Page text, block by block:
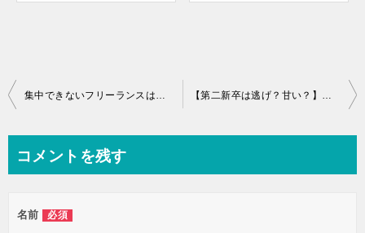
投
ビ
ー
集中できないフリーランスは環境や意識を変えよう！ 【第二新卒は逃げ？甘い？】←コレに騙されず転職成功する方法！
コメントを残す
名前 必須